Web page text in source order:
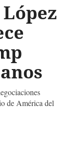
de América del